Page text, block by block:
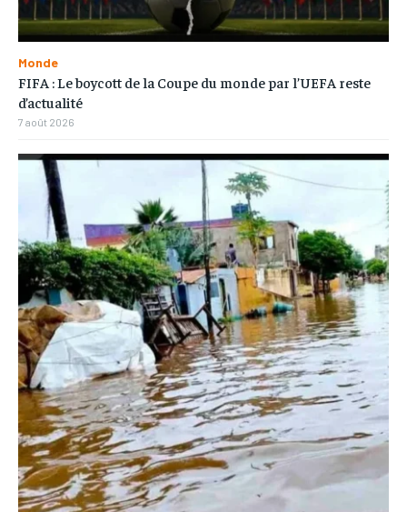
Monde
FIFA : Le boycott de la Coupe du monde par l’UEFA reste
d’actualité
7 août 2026